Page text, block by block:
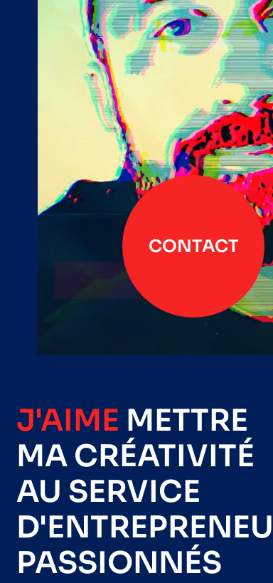
CONTACT
J'AIME METTRE
MA CRÉATIVITÉ
AU SERVICE
PASSIONNÉS